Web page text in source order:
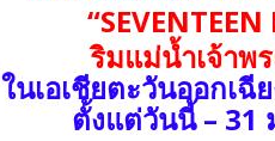
ริมแม่น้ำเจ้าพ
ในเอเชียตะวันออกเ
ตั้งแต่วันนี้ – 31